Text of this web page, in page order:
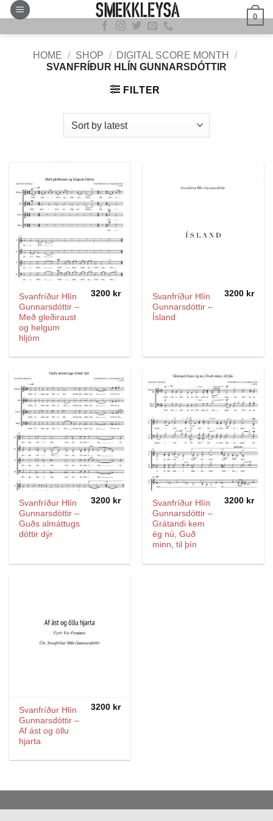
Skip
content
0
HOME / SHOP / DIGITAL SCORE MONTH
/
SVANFRÍÐUR HLÍN GUNNARSDÓTTIR
FILTER
Svanfríður Hlín
Gunnarsdóttir –
Með gleðiraust
og helgum
hljóm
3200 kr
Svanfríður Hlín
Gunnarsdóttir –
Ísland
3200 kr
Svanfríður Hlín
Gunnarsdóttir –
Guðs almáttugs
dóttir dýr
3200 kr
Svanfríður Hlín
Gunnarsdóttir –
Grátandi kem
ég nú, Guð
minn, til þín
3200 kr
Svanfríður Hlín
Gunnarsdóttir –
Af ást og öllu
hjarta
3200 kr